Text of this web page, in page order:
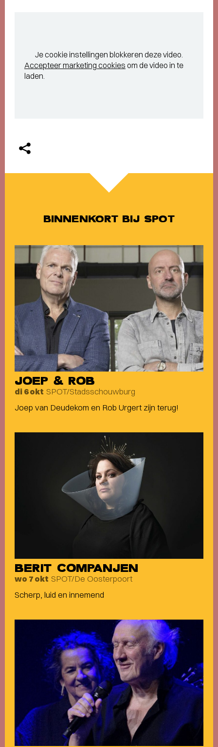
Je cookie instellingen blokkeren deze video.
Accepteer marketing cookies om de video in te
laden.
BINNENKORT BIJ SPOT
JOEP & ROB
di 6 okt SPOT/Stadsschouwburg
Joep van Deudekom en Rob Urgert zijn terug!
BERIT COMPANJEN
wo 7 okt SPOT/De Oosterpoort
Scherp, luid en innemend